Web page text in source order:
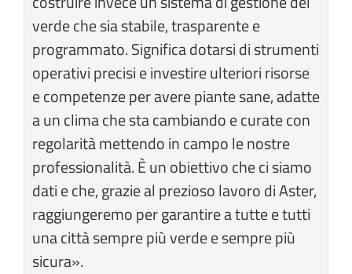
verde che sia stabile, trasparente e
programmato. Significa dotarsi di strumenti
operativi precisi e investire ulteriori risorse
e competenze per avere piante sane, adatte
a un clima che sta cambiando e curate con
regolarità mettendo in campo le nostre
professionalità. È un obiettivo che ci siamo
dati e che, grazie al prezioso lavoro di Aster,
raggiungeremo per garantire a tutte e tutti
una città sempre più verde e sempre più
sicura».